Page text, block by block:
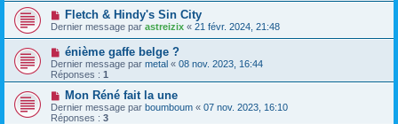
Fletch & Hindy's Sin City
Dernier message par astreizix « 21 févr. 2024, 21:48
énième gaffe belge ?
Dernier message par metal « 08 nov. 2023, 16:44
Réponses : 1
Mon Réné fait la une
Dernier message par boumboum « 07 nov. 2023, 16:10
Réponses : 3